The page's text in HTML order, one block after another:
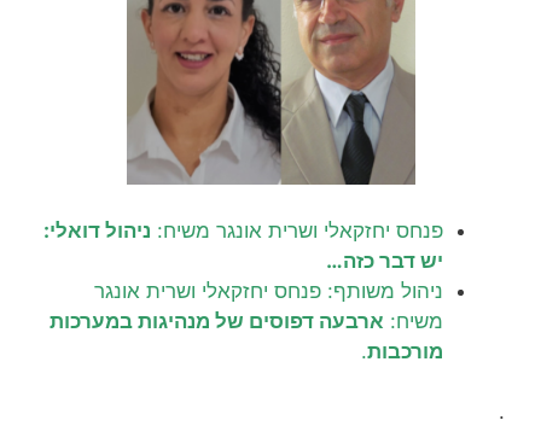
פנחס יחזקאלי ושרית אונגר משיח: ניהול דואלי:
יש דבר כזה…
ניהול משותף: פנחס יחזקאלי ושרית אונגר
משיח: ארבעה דפוסים של מנהיגות במערכות
מורכבות.
.